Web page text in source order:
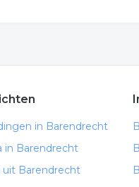
in Barendrecht
in Barendrecht
uit Barendrecht